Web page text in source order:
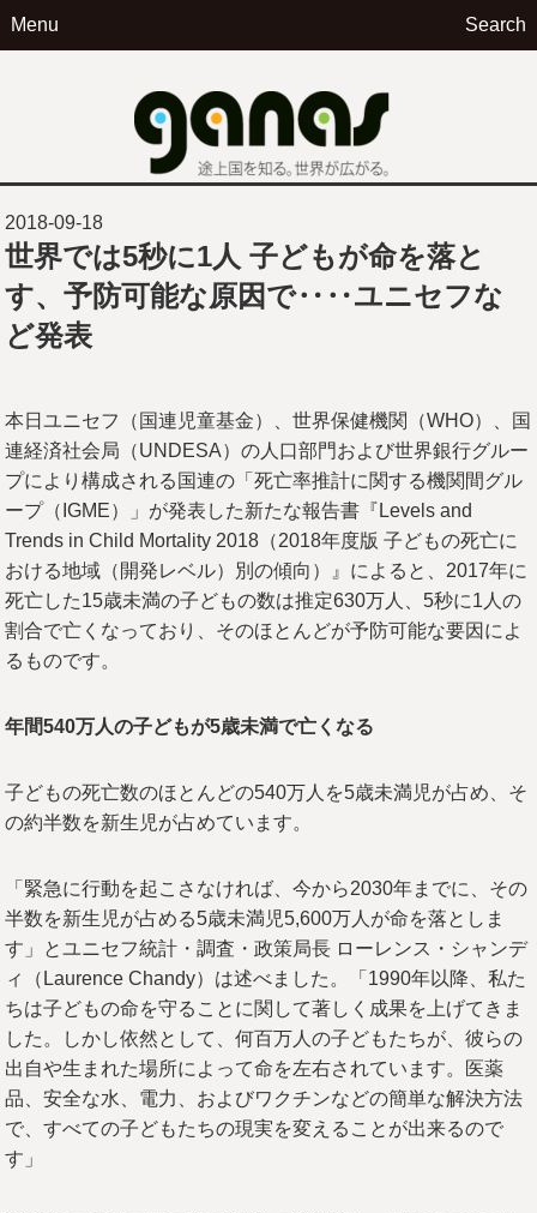
Menu Search
2018-09-18
世界では5秒に1人 子どもが命を落と
す、予防可能な原因で‥‥ユニセフな
ど発表
本日ユニセフ（国連児童基金）、世界保健機関（WHO）、国
連経済社会局（UNDESA）の人口部門および世界銀行グルー
プにより構成される国連の「死亡率推計に関する機関間グル
ープ（IGME）」が発表した新たな報告書『Levels and
Trends in Child Mortality 2018（2018年度版 子どもの死亡に
おける地域（開発レベル）別の傾向）』によると、2017年に
死亡した15歳未満の子どもの数は推定630万人、5秒に1人の
割合で亡くなっており、そのほとんどが予防可能な要因によ
るものです。
年間540万人の子どもが5歳未満で亡くなる
子どもの死亡数のほとんどの540万人を5歳未満児が占め、そ
の約半数を新生児が占めています。
「緊急に行動を起こさなければ、今から2030年までに、その
半数を新生児が占める5歳未満児5,600万人が命を落としま
す」とユニセフ統計・調査・政策局長 ローレンス・シャンデ
ィ（Laurence Chandy）は述べました。「1990年以降、私た
ちは子どもの命を守ることに関して著しく成果を上げてきま
した。しかし依然として、何百万人の子どもたちが、彼らの
出自や生まれた場所によって命を左右されています。医薬
品、安全な水、電力、およびワクチンなどの簡単な解決方法
で、すべての子どもたちの現実を変えることが出来るので
す」